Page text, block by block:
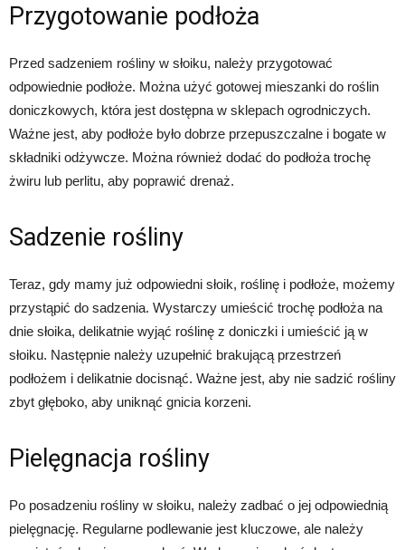
Przygotowanie podłoża
Przed sadzeniem rośliny w słoiku, należy przygotować
odpowiednie podłoże. Można użyć gotowej mieszanki do roślin
doniczkowych, która jest dostępna w sklepach ogrodniczych.
Ważne jest, aby podłoże było dobrze przepuszczalne i bogate w
składniki odżywcze. Można również dodać do podłoża trochę
żwiru lub perlitu, aby poprawić drenaż.
Sadzenie rośliny
Teraz, gdy mamy już odpowiedni słoik, roślinę i podłoże, możemy
przystąpić do sadzenia. Wystarczy umieścić trochę podłoża na
dnie słoika, delikatnie wyjąć roślinę z doniczki i umieścić ją w
słoiku. Następnie należy uzupełnić brakującą przestrzeń
podłożem i delikatnie docisnąć. Ważne jest, aby nie sadzić rośliny
zbyt głęboko, aby uniknąć gnicia korzeni.
Pielęgnacja rośliny
Po posadzeniu rośliny w słoiku, należy zadbać o jej odpowiednią
pielęgnację. Regularne podlewanie jest kluczowe, ale należy